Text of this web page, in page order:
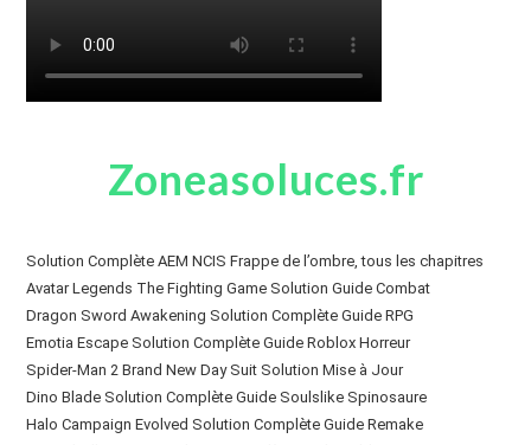
Zoneasoluces.fr
Solution Complète AEM NCIS Frappe de l’ombre, tous les chapitres
Avatar Legends The Fighting Game Solution Guide Combat
Dragon Sword Awakening Solution Complète Guide RPG
Emotia Escape Solution Complète Guide Roblox Horreur
Spider-Man 2 Brand New Day Suit Solution Mise à Jour
Dino Blade Solution Complète Guide Soulslike Spinosaure
Halo Campaign Evolved Solution Complète Guide Remake